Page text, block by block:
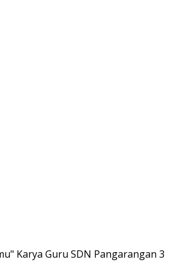
Karya Guru SDN Pangarangan 3